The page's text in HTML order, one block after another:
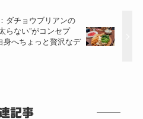
ダチョウブリアンの
らない”がコンセプ
身へちょっと贅沢なデ
記事